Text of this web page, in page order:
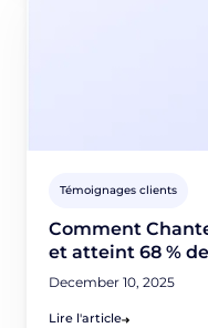
Témoignages clients
Comment
et atteint 68 %
December 10, 2025
Lire l'article